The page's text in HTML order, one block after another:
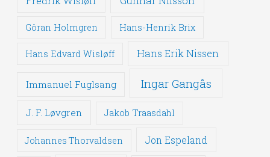
Göran Holmgren Hans-Henrik Brix
Hans Edvard Wisløff Hans Erik Nissen
Immanuel Fuglsang Ingar Gangås
J. F. Løvgren Jakob Traasdahl
Johannes Thorvaldsen Jon Espeland